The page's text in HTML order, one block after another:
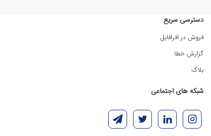
دسترسی سریع
فروش در افرافایل
گزارش خطا
بلاگ
شبکه های اجتماعی